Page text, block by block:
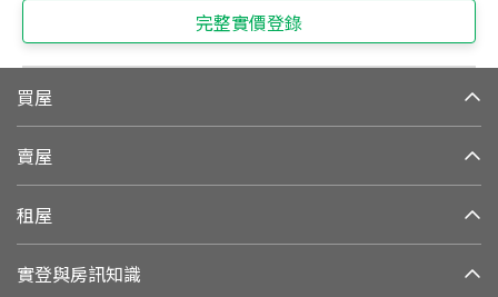
完整實價登錄
買屋
賣屋
租屋
實登與房訊知識